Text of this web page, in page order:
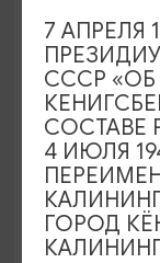
Концерты
19.07.2026
ОТ 250₽
7 АПРЕЛЯ
СССР
СОСТАВЕ
4 ИЮЛЯ
ГОРОД